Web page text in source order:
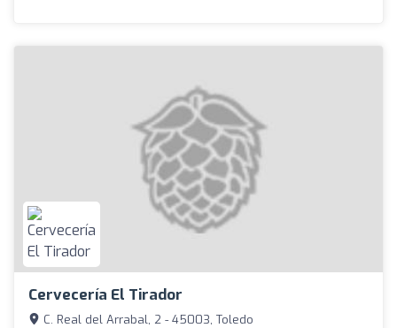
Cervecería El Tirador
C. Real del Arrabal, 2 - 45003, Toledo